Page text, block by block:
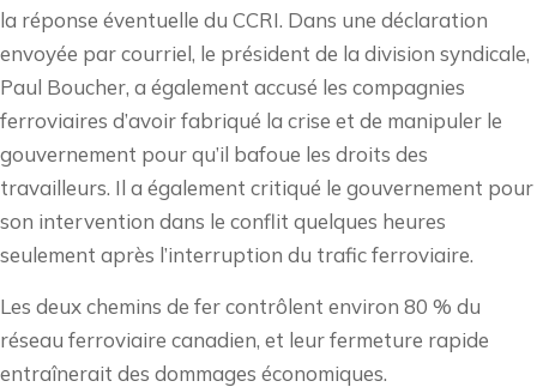
la réponse éventuelle du CCRI. Dans une déclaration
envoyée par courriel, le président de la division syndicale,
Paul Boucher, a également accusé les compagnies
ferroviaires d’avoir fabriqué la crise et de manipuler le
gouvernement pour qu’il bafoue les droits des
travailleurs. Il a également critiqué le gouvernement pour
son intervention dans le conflit quelques heures
seulement après l’interruption du trafic ferroviaire.
Les deux chemins de fer contrôlent environ 80 % du
réseau ferroviaire canadien, et leur fermeture rapide
entraînerait des dommages économiques.